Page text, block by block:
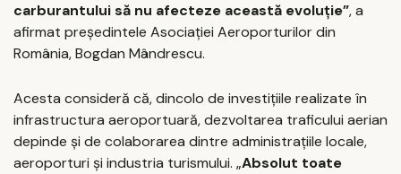
carburantului să nu afecteze această evoluţie”, a
afirmat preşedintele Asociaţiei Aeroporturilor din
România, Bogdan Mândrescu.
Acesta consideră că, dincolo de investiţiile realizate în
infrastructura aeroportuară, dezvoltarea traficului aerian
depinde şi de colaborarea dintre administraţiile locale,
aeroporturi şi industria turismului. „Absolut toate